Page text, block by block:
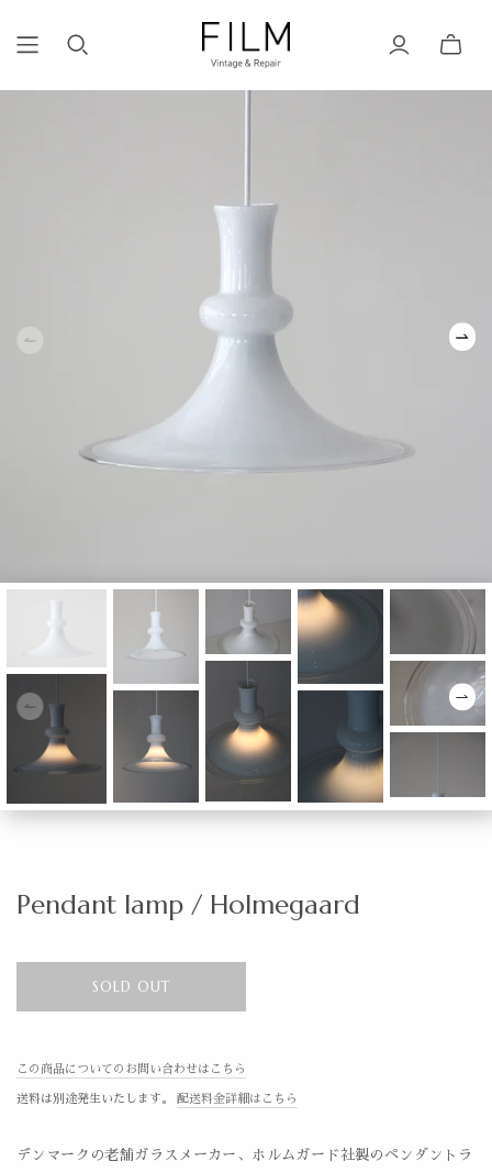
Pendant lamp / Holmegaard
SOLD OUT
この商品についてのお問い合わせはこちら
送料は別途発生いたします。 配送料金詳細はこちら
デンマークの老舗ガラスメーカー、ホルムガード社製のペンダントラ